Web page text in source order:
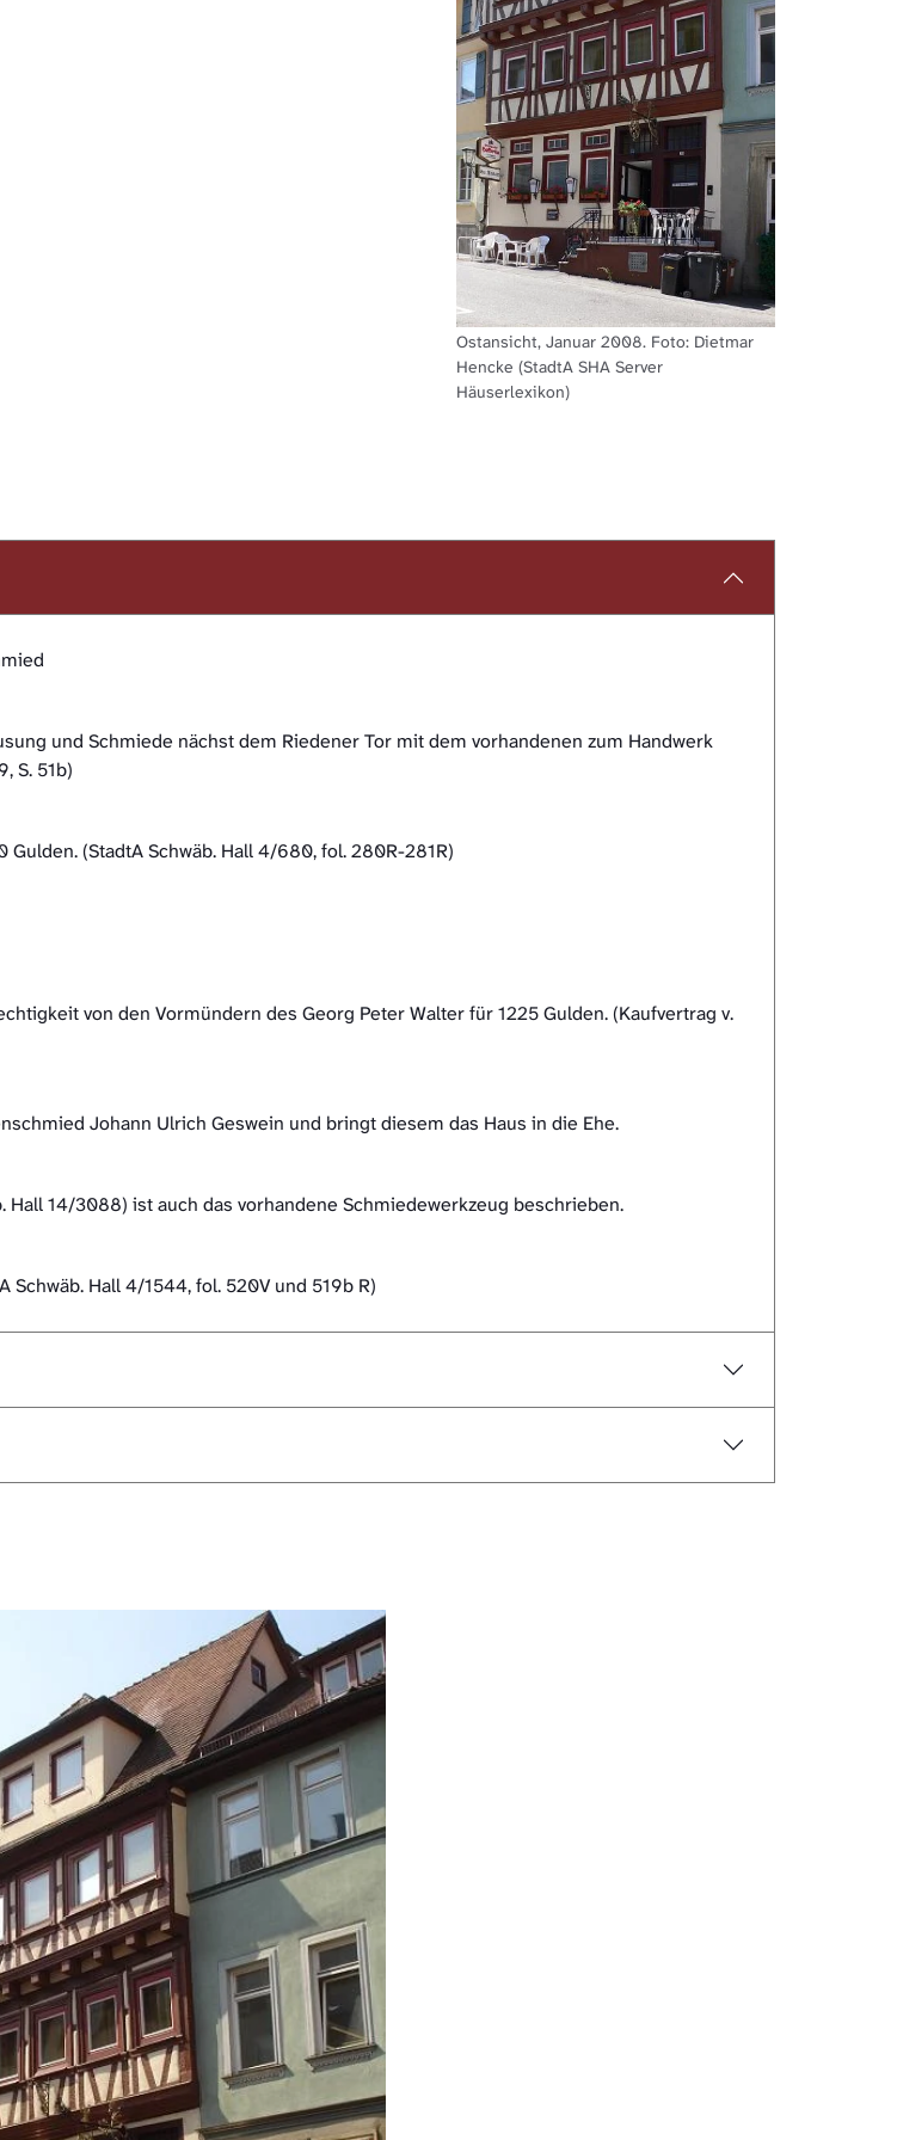
Ostansicht, Januar 2008. Foto: Dietmar
Hencke (StadtA SHA Server
Häuserlexikon)
und Schmiede nächst dem Riedener Tor mit dem vorhandenen zum Handwerk
S. 51b)
(StadtA Schwäb. Hall 4/680, fol. 280R-281R)
von den Vormündern des Georg Peter Walter für 1225 Gulden. (Kaufvertrag v.
Johann Ulrich Geswein und bringt diesem das Haus in die Ehe.
14/3088) ist auch das vorhandene Schmiedewerkzeug beschrieben.
Hall 4/1544, fol. 520V und 519b R)